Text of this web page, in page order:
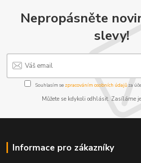
Nepropásněte
slevy!
Souhlasím se zpracováním osobních údajůza
Můžete se kdykoli odhlásit. Zasíláme
Informace pro zákazníky